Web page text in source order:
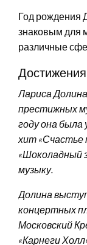
Год рождения
знаковым для
различные
Достижения
Лариса
престижных
году она
хит «Счастье
«Шоколадный
музыку.
Долина
концертных
Московский
«Карнеги